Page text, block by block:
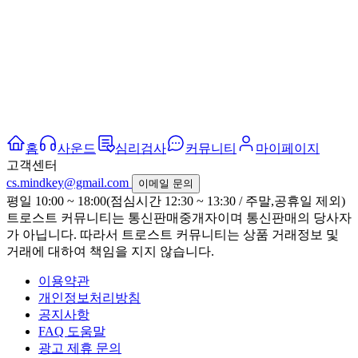
홈 사운드 심리검사 커뮤니티
마이페이지
고객센터
cs.mindkey@gmail.com
이메일 문의
평일 10:00 ~ 18:00(점심시간 12:30 ~ 13:30 / 주말,공휴일 제외)
트로스트 커뮤니티는 통신판매중개자이며 통신판매의 당사자
가 아닙니다. 따라서 트로스트 커뮤니티는 상품 거래정보 및
거래에 대하여 책임을 지지 않습니다.
이용약관
개인정보처리방침
공지사항
FAQ 도움말
광고 제휴 문의